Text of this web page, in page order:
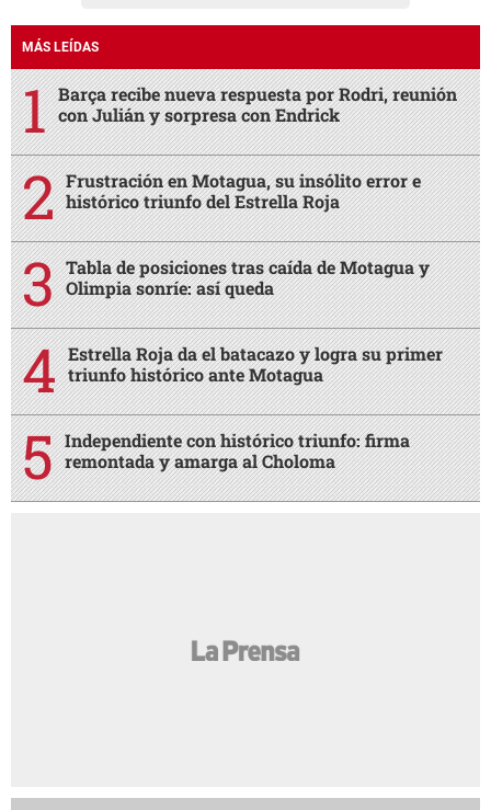
MÁS LEÍDAS
Barça recibe nueva respuesta por Rodri, reunión
con Julián y sorpresa con Endrick
Frustración en Motagua, su insólito error e
histórico triunfo del Estrella Roja
Tabla de posiciones tras caída de Motagua y
Olimpia sonríe: así queda
Estrella Roja da el batacazo y logra su primer
triunfo histórico ante Motagua
Independiente con histórico triunfo: firma
remontada y amarga al Choloma